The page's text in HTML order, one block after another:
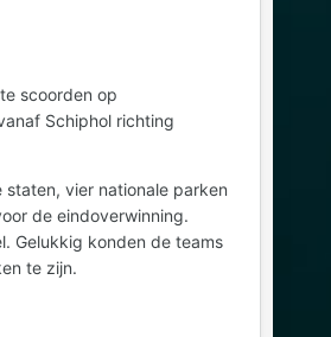
scoorden op
Schiphol richting
vier nationale parken
de eindoverwinning.
Gelukkig konden de teams
te zijn.